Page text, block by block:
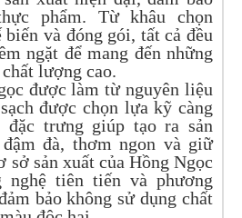
phẩm. Từ khâu chọn
và đóng gói, tất cả đều
ngặt để mang đến những
lượng cao.
được làm từ nguyên liệu
được chọn lựa kỹ càng
trưng giúp tạo ra sản
đà, thơm ngon và giữ
sản xuất của Hồng Ngọc
nghệ tiên tiến và phương
bảo không sử dụng chất